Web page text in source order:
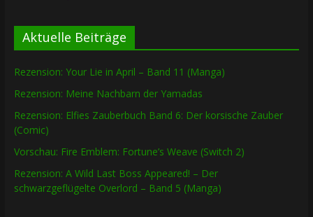
Aktuelle Beiträge
Rezension: Your Lie in April – Band 11 (Manga)
Rezension: Meine Nachbarn der Yamadas
Rezension: Elfies Zauberbuch Band 6: Der korsische Zauber
(Comic)
Vorschau: Fire Emblem: Fortune’s Weave (Switch 2)
Rezension: A Wild Last Boss Appeared! – Der
schwarzgeflügelte Overlord – Band 5 (Manga)